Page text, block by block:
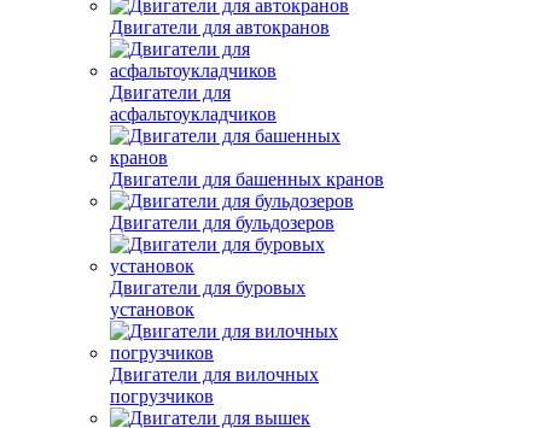
Двигатели для автокранов
Двигатели для
асфальтоукладчиков
Двигатели для башенных кранов
Двигатели для бульдозеров
Двигатели для буровых
установок
Двигатели для вилочных
погрузчиков